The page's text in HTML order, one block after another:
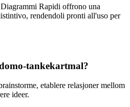
Rapidi offrono una
rendendoli pronti all'uso per
tankekartmal?
etablere relasjoner mellom
ideer.